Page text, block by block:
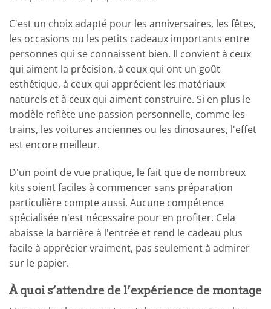
C'est un choix adapté pour les anniversaires, les fêtes,
les occasions ou les petits cadeaux importants entre
personnes qui se connaissent bien. Il convient à ceux
qui aiment la précision, à ceux qui ont un goût
esthétique, à ceux qui apprécient les matériaux
naturels et à ceux qui aiment construire. Si en plus le
modèle reflète une passion personnelle, comme les
trains, les voitures anciennes ou les dinosaures, l'effet
est encore meilleur.
D'un point de vue pratique, le fait que de nombreux
kits soient faciles à commencer sans préparation
particulière compte aussi. Aucune compétence
spécialisée n'est nécessaire pour en profiter. Cela
abaisse la barrière à l'entrée et rend le cadeau plus
facile à apprécier vraiment, pas seulement à admirer
sur le papier.
À quoi s’attendre de l’expérience de montage